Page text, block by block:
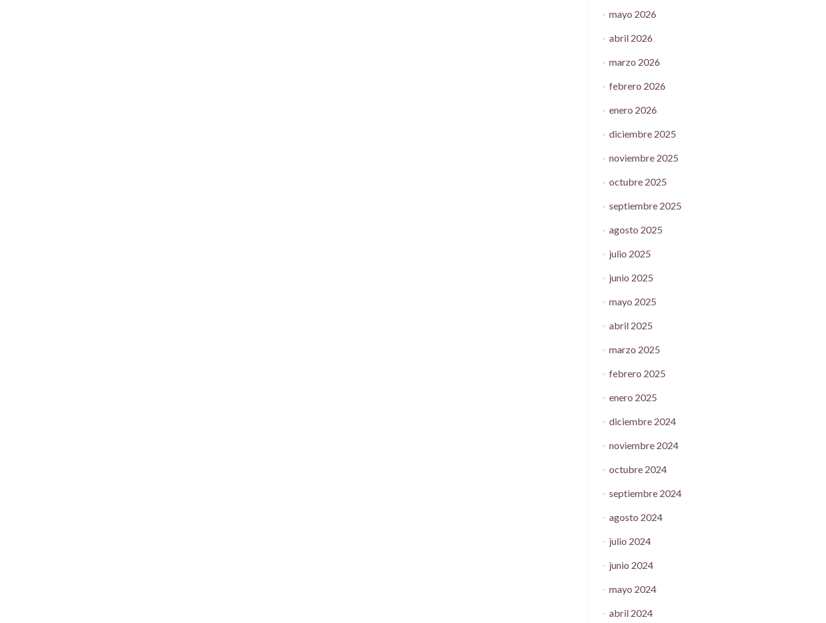
mayo 2026
abril 2026
marzo 2026
febrero 2026
enero 2026
diciembre 2025
noviembre 2025
octubre 2025
septiembre 2025
agosto 2025
julio 2025
junio 2025
mayo 2025
abril 2025
marzo 2025
febrero 2025
enero 2025
diciembre 2024
noviembre 2024
octubre 2024
septiembre 2024
agosto 2024
julio 2024
junio 2024
mayo 2024
abril 2024